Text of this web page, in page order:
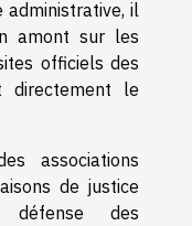
administrative, il
amont sur les
officiels des
directement le
associations
de justice
des